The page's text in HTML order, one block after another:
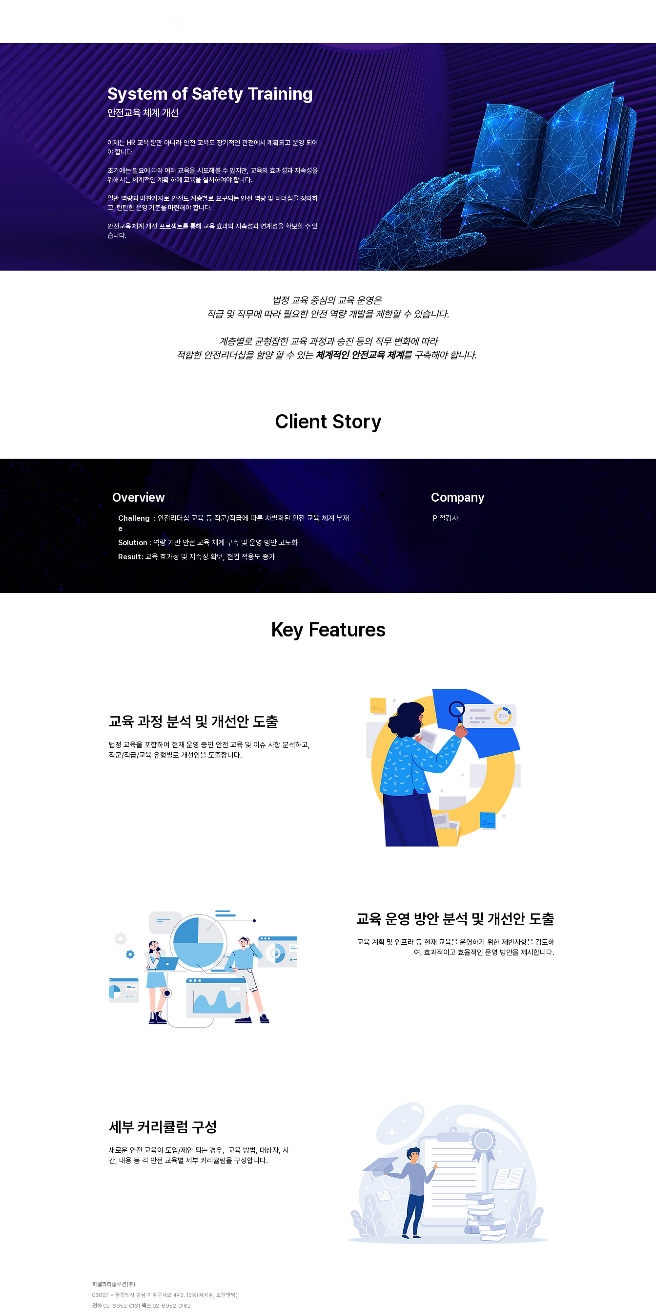
System of Safety Training
안전교육 체계 개선
이제는 HR 교육 뿐만 아니라 안전 교육도 장기적인 관점에서 계획되고 운영 되어
야 합니다.
​초기에는 필요에 따라 여러 교육을 시도해볼 수 있지만, 교육의 효과성과 지속성을
위해서는 체계적인 계획 하에 교육을 실시하여야 합니다.
일반 역량과 마찬가지로 안전도 계층별로 요구되는 안전 역량 및 리더십을 정의하
고, 탄탄한 운영 기준을 마련해야 합니다. ​
안전교육 체계 개선 프로젝트를 통해 교육 효과의 지속성과 연계성을 확보할 수 있
습니다.
법정 교육 중심의 교육 운영은
직급 및 직무에 따라 필요한 안전 역량 개발을 제한할 수 있습니다.
계층별로 균형잡힌 교육 과정과 승진 등의 직무 변화에 따라
적합한 안전리더십을 함양 할 수 있는체계적인 안전교육 체계를 구축해야 합니다.
Client Story
Company
P 철강사
Overview
Challeng
e
: 안전리더십 교육 등 직군/직급에 따른 차별화된 안전 교육 체계 부재
Solution : 역량 기반 안전 교육 체계 구축 및 운영 방안 고도화
Result: 교육 효과성 및 지속성 확보, 현업 적용도 증가
Key Features
교육 과정 분석 및 개선안 도출
법정 교육을 포함하여 현재 운영 중인 안전 교육 및 이슈 사항 분석하고,
직군/직급/교육 유형별로 개선안을 도출합니다.
교육 운영 방안 분석 및 개선안 도출
교육 계획 및 인프라 등 현재 교육을 운영하기 위한 제반사항을 검토하
여, ​효과적이고 효율적인 운영 방안을 제시합니다.
​세부 커리큘럼 구성
새로운 안전 교육이 도입/제안 되는 경우, ​교육 방법, 대상자, 시
간, 내용 등 각 안전 교육별 세부 커리큘럼을 구성합니다.
피델리티솔루션(주)
06097 서울특별시 강남구 봉은사로 443, 13층(삼성동, 로얄빌딩)
전화 02-6952-0161 팩스 02-6952-0162